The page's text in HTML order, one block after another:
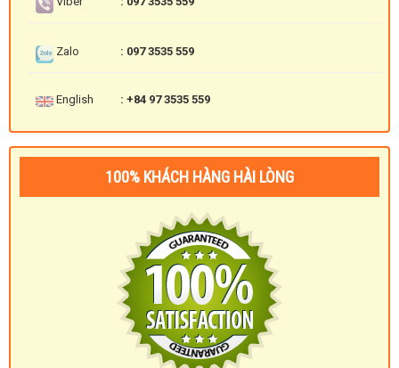
Zalo : 097 3535 559
English : +84 97 3535 559
100% KHÁCH HÀNG HÀI LÒNG